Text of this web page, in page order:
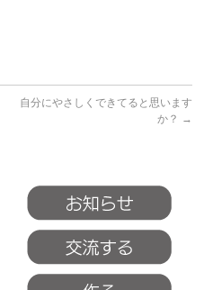
自分にやさしくできてると思います
か？ →